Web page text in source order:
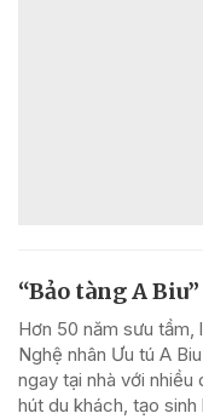
“Bảo tàng A
Hơn 50 năm sưu tầm,
Nghệ nhân Ưu tú A
ngay tại nhà với
hút du khách, tạo